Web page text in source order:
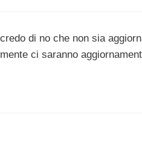
di no che non sia
ci saranno